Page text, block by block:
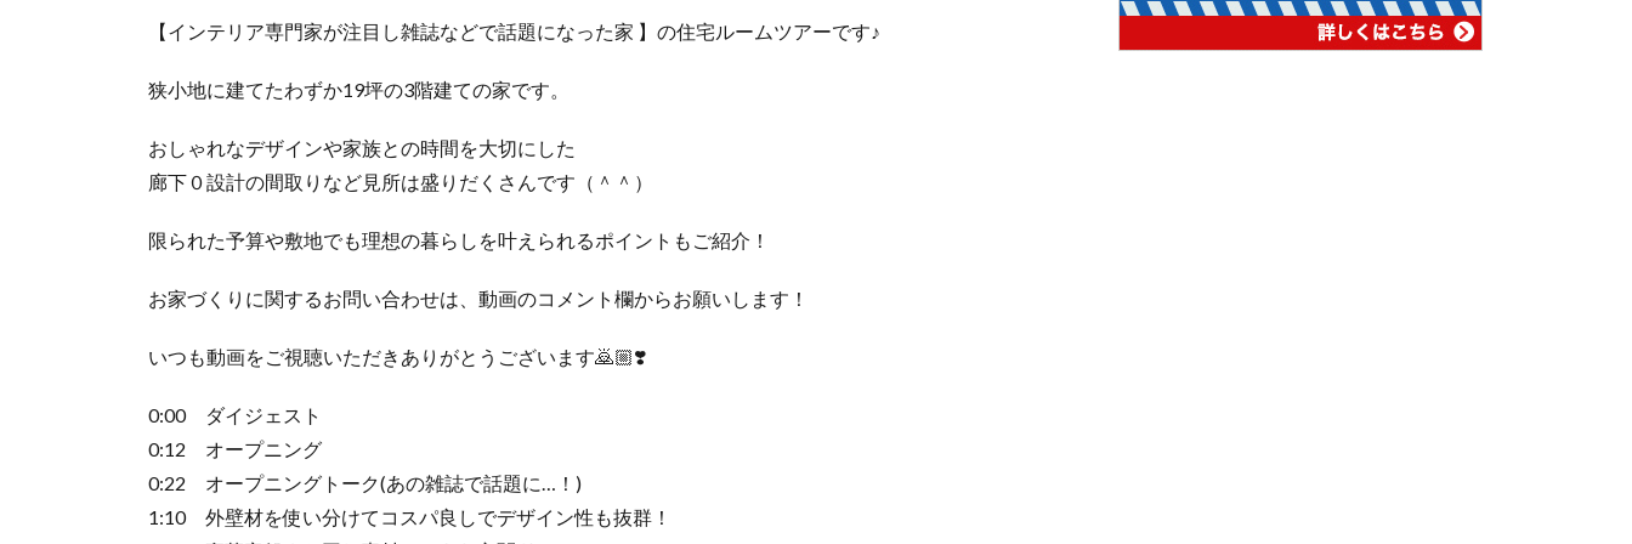
【インテリア専門家が注目し雑誌などで話題になった家 】の住宅ルームツアーです♪
狭小地に建てたわずか19坪の3階建ての家です。
おしゃれなデザインや家族との時間を大切にした
廊下０設計の間取りなど見所は盛りだくさんです（＾＾）
限られた予算や敷地でも理想の暮らしを叶えられるポイントもご紹介！
お家づくりに関するお問い合わせは、動画のコメント欄からお願いします！
いつも動画をご視聴いただきありがとうございます🙇🏼❣️
0:00 ダイジェスト
0:12 オープニング
0:22 オープニングトーク(あの雑誌で話題に…！)
1:10 外壁材を使い分けてコスパ良しでデザイン性も抜群！